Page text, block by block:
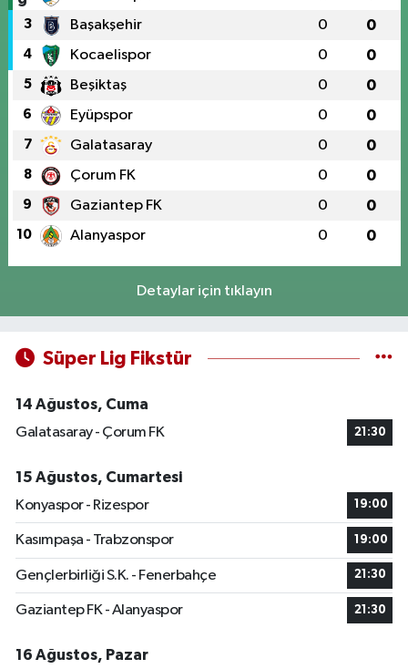
3 Başakşehir 0 0
4 Kocaelispor 0 0
5 Beşiktaş 0 0
6 Eyüpspor 0 0
7 Galatasaray 0 0
8 Çorum FK 0 0
9 Gaziantep FK 0 0
10 Alanyaspor 0 0
Detaylar için tıklayın
Süper Lig Fikstür
14 Ağustos, Cuma
Galatasaray - Çorum FK
21:30
15 Ağustos, Cumartesi
Konyaspor - Rizespor
19:00
Kasımpaşa - Trabzonspor 19:00
Gençlerbirliği S.K. - Fenerbahçe 21:30
Gaziantep FK - Alanyaspor 21:30
16 Ağustos, Pazar